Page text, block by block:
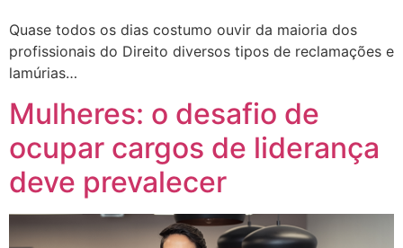
Quase todos os dias costumo ouvir da maioria dos
profissionais do Direito diversos tipos de reclamações e
lamúrias…
Mulheres: o desafio de
ocupar cargos de liderança
deve prevalecer